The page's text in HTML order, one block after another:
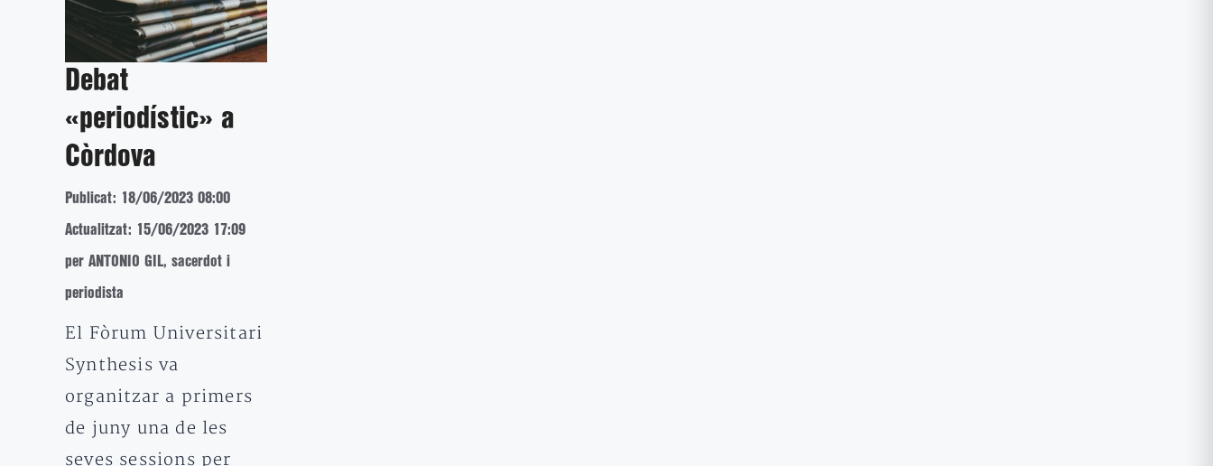
Debat
«periodístic» a
Còrdova
Publicat: 18/06/2023 08:00
Actualitzat: 15/06/2023 17:09
per ANTONIO GIL, sacerdot i
periodista
El Fòrum Universitari
Synthesis va
organitzar a primers
de juny una de les
seves sessions per